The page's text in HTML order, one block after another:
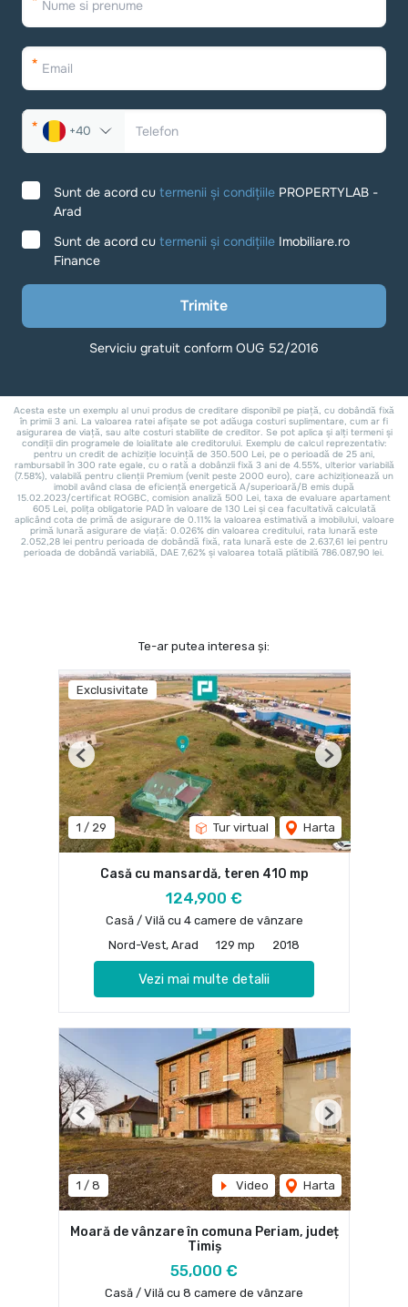
Te-ar putea interesa și:
Exclusivitate
1 / 29 Tur virtual Harta
Previous Next
Casă cu mansardă, teren 410 mp
124,900 €
Casă / Vilă cu 4 camere de vânzare
Nord-Vest, Arad
129 mp 2018
Vezi mai multe detalii
1 / 8 Video Harta
Previous Next
Moară de vânzare în comuna Periam, județ
Timiș
55,000 €
Casă / Vilă cu 8 camere de vânzare